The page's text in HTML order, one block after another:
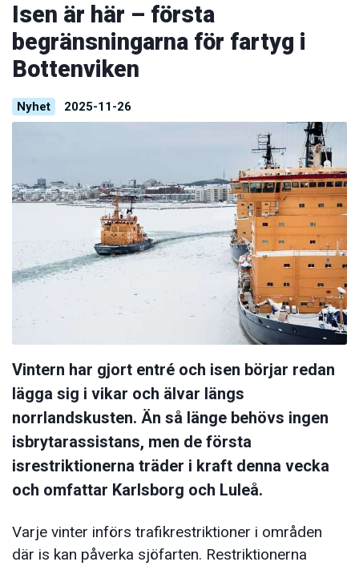
Isen är här – första
begränsningarna för fartyg i
Bottenviken
Nyhet 2025-11-26
Vintern har gjort entré och isen börjar redan
lägga sig i vikar och älvar längs
norrlandskusten. Än så länge behövs ingen
isbrytarassistans, men de första
isrestriktionerna träder i kraft denna vecka
och omfattar Karlsborg och Luleå.
Varje vinter införs trafikrestriktioner i områden
där is kan påverka sjöfarten. Restriktionerna